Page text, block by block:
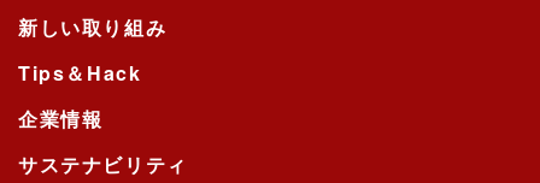
新しい取り組み
Tips＆Hack
企業情報
サステナビリティ